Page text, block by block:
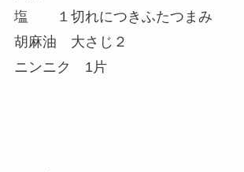
塩 １切れにつきふたつまみ
胡麻油 大さじ２
ニンニク 1片